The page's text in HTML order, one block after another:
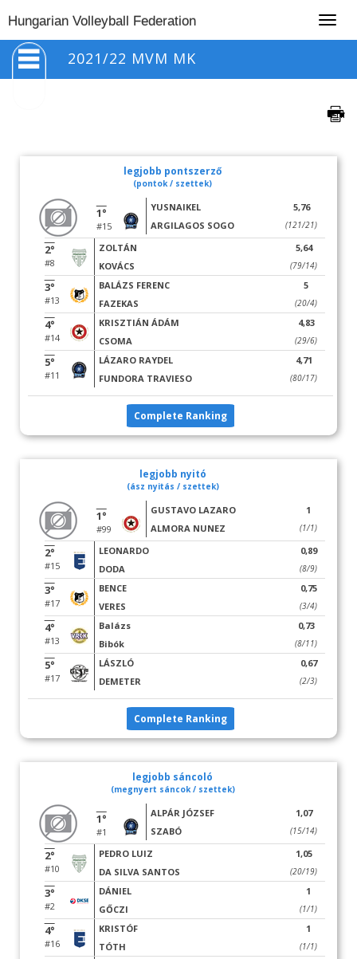
Hungarian Volleyball Federation
2021/22 MVM MK
legjobb pontszerző
(pontok / szettek)
1°
#15
YUSNAIKEL
ARGILAGOS SOGO
5,76
(121/21)
2°
#8
ZOLTÁN
KOVÁCS
5,64
(79/14)
3°
#13
BALÁZS FERENC
FAZEKAS
5
(20/4)
4°
#14
KRISZTIÁN ÁDÁM
CSOMA
4,83
(29/6)
5°
#11
LÁZARO RAYDEL
FUNDORA TRAVIESO
4,71
(80/17)
Complete Ranking
legjobb nyitó
(ász nyitás / szettek)
1°
#99
GUSTAVO LAZARO
ALMORA NUNEZ
1
(1/1)
2°
#15
LEONARDO
DODA
0,89
(8/9)
3°
#17
BENCE
VERES
0,75
(3/4)
4°
#13
Balázs
Bibók
0,73
(8/11)
5°
#17
LÁSZLÓ
DEMETER
0,67
(2/3)
Complete Ranking
legjobb sáncoló
(megnyert sáncok / szettek)
1°
#1
ALPÁR JÓZSEF
SZABÓ
1,07
(15/14)
2°
#10
PEDRO LUIZ
DA SILVA SANTOS
1,05
(20/19)
3°
#2
DÁNIEL
GŐCZI
1
(1/1)
4°
#16
KRISTÓF
TÓTH
1
(1/1)